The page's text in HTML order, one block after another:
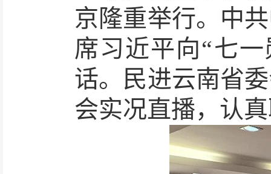
京隆重举行。 中
席习近平向“七
话。民进云南省
会实况直播，认